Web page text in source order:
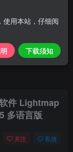
件 Lightmap
多语言版
关注 私信
使用本站，仔细阅
下载须知